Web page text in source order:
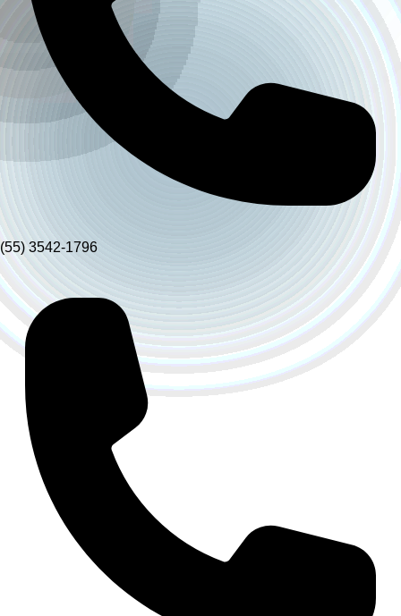
(55) 3542-1796